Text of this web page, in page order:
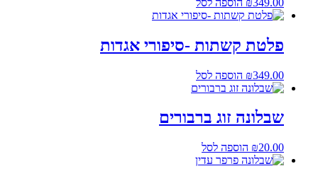
פלטת קשתות -סיפורי אגדות
₪349.00 הוספה לסל
שבלונה זוג ברבורים
₪20.00 הוספה לסל